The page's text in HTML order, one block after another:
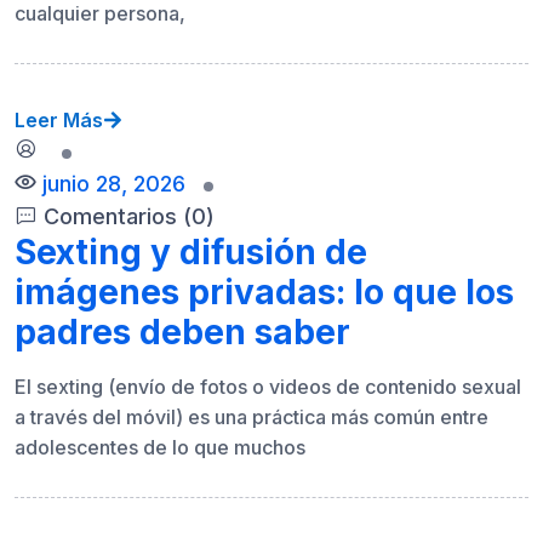
cualquier persona,
Leer Más
junio 28, 2026
Comentarios (0)
Sexting y difusión de
imágenes privadas: lo que los
padres deben saber
El sexting (envío de fotos o videos de contenido sexual
a través del móvil) es una práctica más común entre
adolescentes de lo que muchos